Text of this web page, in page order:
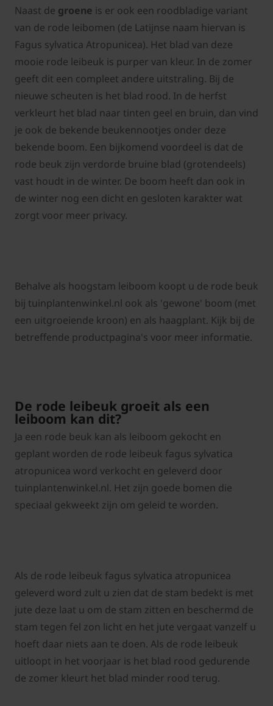
Naast de groene is er ook een roodbladige variant
van de rode leibomen (de Latijnse naam hiervan is
Fagus sylvatica Atropunicea). Het blad van deze
mooie rode leibeuk is purper van kleur. In de zomer
geeft dit een compleet andere uitstraling. Bij de
nieuwe scheuten is het blad rood. In de herfst
verkleurt het blad naar tinten geel en bruin, dan vind
je ook de bekende beukennootjes onder deze
bekende boom. Een bijkomend voordeel is dat de
rode beuk zijn verdorde bruine blad (grotendeels)
vast houdt in de winter. De boom heeft dan ook in
de winter nog een dicht en gesloten karakter wat
zorgt voor meer privacy.
Behalve als hoogstam leiboom koopt u de rode beuk
bij tuinplantenwinkel.nl ook als 'gewone' boom (met
een uitgroeiende kroon) en als haagplant. Kijk bij de
betreffende productpagina's voor meer informatie.
De rode leibeuk groeit als een
leiboom kan dit?
Ja een rode beuk kan als leiboom gekocht en
geplant worden de rode leibeuk fagus sylvatica
atropunicea word verkocht en geleverd door
tuinplantenwinkel.nl. Het zijn goede bomen die
speciaal gekweekt zijn om geleid te worden.
Als de rode leibeuk fagus sylvatica atropunicea
geleverd word zult u zien dat de stam bedekt is met
jute deze laat u om de stam zitten en beschermd de
stam tegen fel zon licht en het jute vergaat vanzelf u
hoeft daar niets aan te doen. Als de rode leibeuk
uitloopt in het voorjaar is het blad rood gedurende
de zomer kleurt het blad minder rood terug.